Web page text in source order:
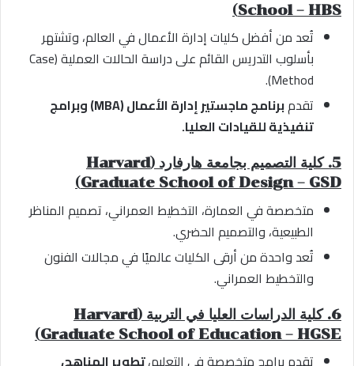
School – HBS)
تُعد من أفضل كليات إدارة الأعمال في العالم، وتشتهر
بأسلوب التدريس القائم على دراسة الحالات العملية (Case
Method).
تقدم
برنامج ماجستير إدارة الأعمال (MBA) وبرامج
تنفيذية للقيادات العليا.
5. كلية التصميم بجامعة هارفارد (Harvard
Graduate School of Design – GSD)
متخصصة في العمارة، التخطيط العمراني، تصميم المناظر
الطبيعية، والتصميم الحضري.
تُعد واحدة من أرقى الكليات عالميًا في مجالات الفنون
والتخطيط العمراني.
6. كلية الدراسات العليا في التربية (Harvard
Graduate School of Education – HGSE)